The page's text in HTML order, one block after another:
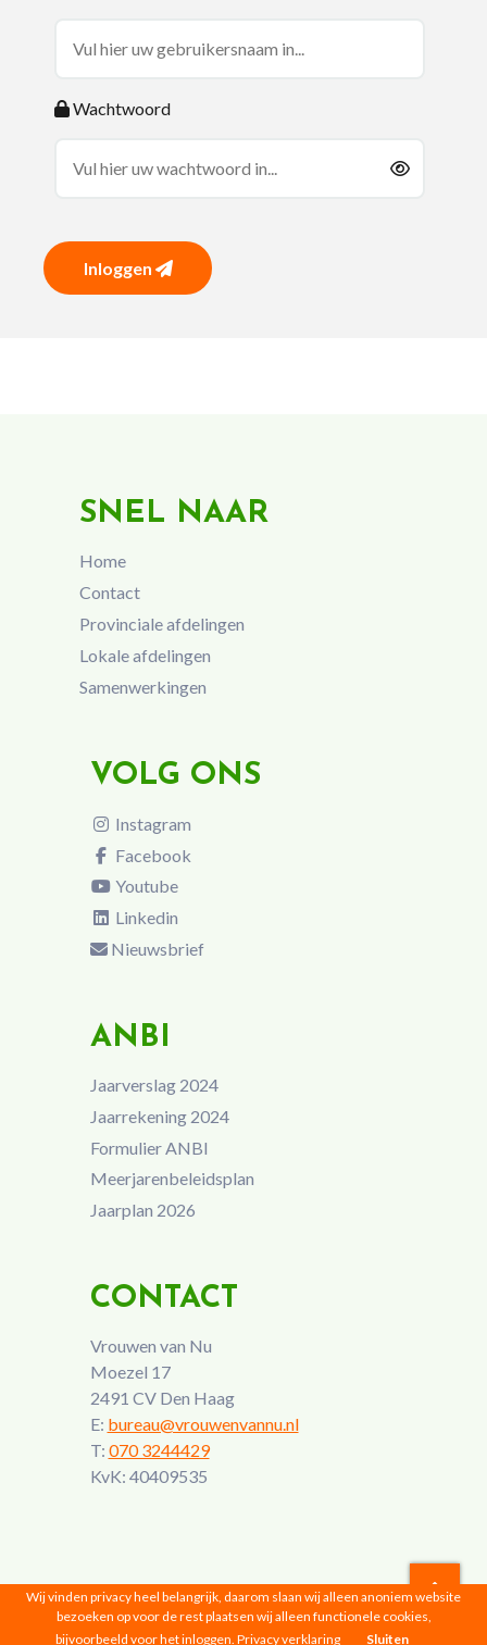
Wachtwoord
Inloggen
SNEL NAAR
Home
Contact
Provinciale afdelingen
Lokale afdelingen
Samenwerkingen
VOLG ONS
Instagram
Facebook
Youtube
Linkedin
Nieuwsbrief
ANBI
Jaarverslag 2024
Jaarrekening 2024
Formulier ANBI
Meerjarenbeleidsplan
Jaarplan 2026
CONTACT
Vrouwen van Nu
Moezel 17
2491 CV Den Haag
E: bureau@vrouwenvannu.nl
T: 070 3244429
KvK: 40409535
Vrouwen van Nu © 2026 |Privacyverklaring
Wij vinden privacy heel belangrijk, daarom slaan wij alleen anoniem website
bezoeken op voor de rest plaatsen wij alleen functionele cookies,
bijvoorbeeld voor het inloggen. Privacy verklaring Sluiten